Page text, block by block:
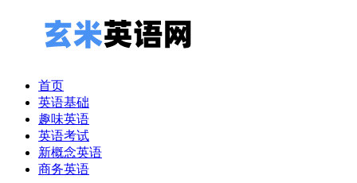
首页
英语基础
趣味英语
英语考试
新概念英语
商务英语